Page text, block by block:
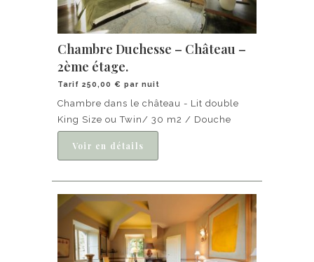
Chambre Duchesse – Château –
2ème étage.
Tarif 250,00 € par nuit
Chambre dans le château - Lit double
King Size ou Twin/ 30 m2 / Douche